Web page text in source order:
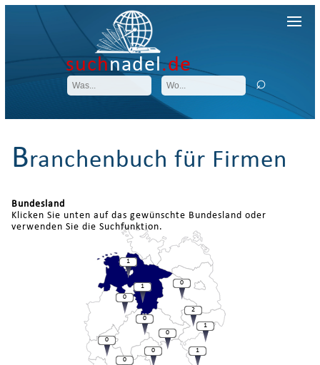
suchnadel.de
Branchenbuch für Firmen
Bundesland
Klicken Sie unten auf das gewünschte Bundesland oder
verwenden Sie die Suchfunktion.
1
1
0
2
0
0
1
1
0
0
0
0